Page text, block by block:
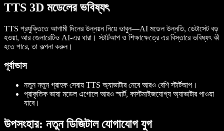
TTS 3D মডেলের ভবিষ্যৎ
TTS প্রযুক্তিতে আগামী দিনের উন্নয়ন নিয়ে ভাবুন—AI মডেল উন্নতি, ডেটাসেট বড়
হওয়া, আর জেনারেটিভ AI-এর ধারা। স্টার্টআপ ও শিক্ষাক্ষেত্রে এর বিস্তারে ভবিষ্যৎ কী
হতে পারে, তা কল্পনা করুন।
পূর্বাভাস
নতুন নতুন গ্রাহক সেবায় TTS অ্যাভাটার নেবে আরও বেশি স্টার্টআপ।
প্রাকৃতিক ভাষা মডেল এগোলে আরও স্মার্ট, কাস্টমাইজযোগ্য অ্যাভাটার পাওয়া
যাবে।
উপসংহার: নতুন ডিজিটাল যোগাযোগ যুগ